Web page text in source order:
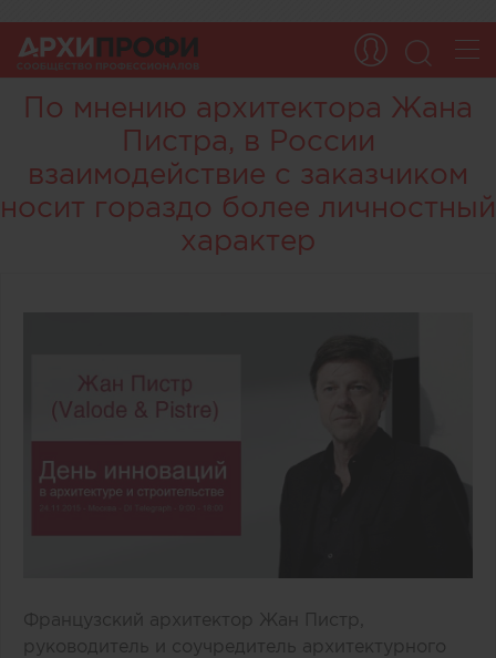
По мнению архитектора Жана
Пистра, в России
взаимодействие с заказчиком
носит гораздо более личностный
характер
Французский архитектор Жан Пистр,
руководитель и соучредитель архитектурного